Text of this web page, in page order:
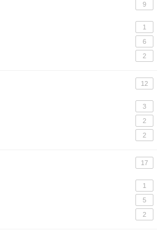
9
1
6
2
12
3
2
2
17
1
5
2